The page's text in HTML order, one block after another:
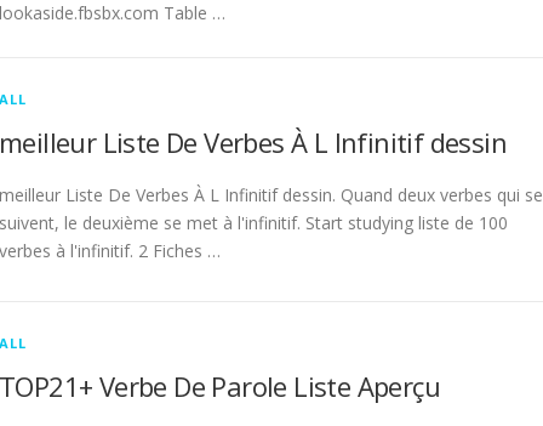
lookaside.fbsbx.com Table …
ALL
meilleur Liste De Verbes À L Infinitif dessin
meilleur Liste De Verbes À L Infinitif dessin. Quand deux verbes qui se
suivent, le deuxième se met à l'infinitif. Start studying liste de 100
verbes à l'infinitif. 2 Fiches …
ALL
TOP21+ Verbe De Parole Liste Aperçu